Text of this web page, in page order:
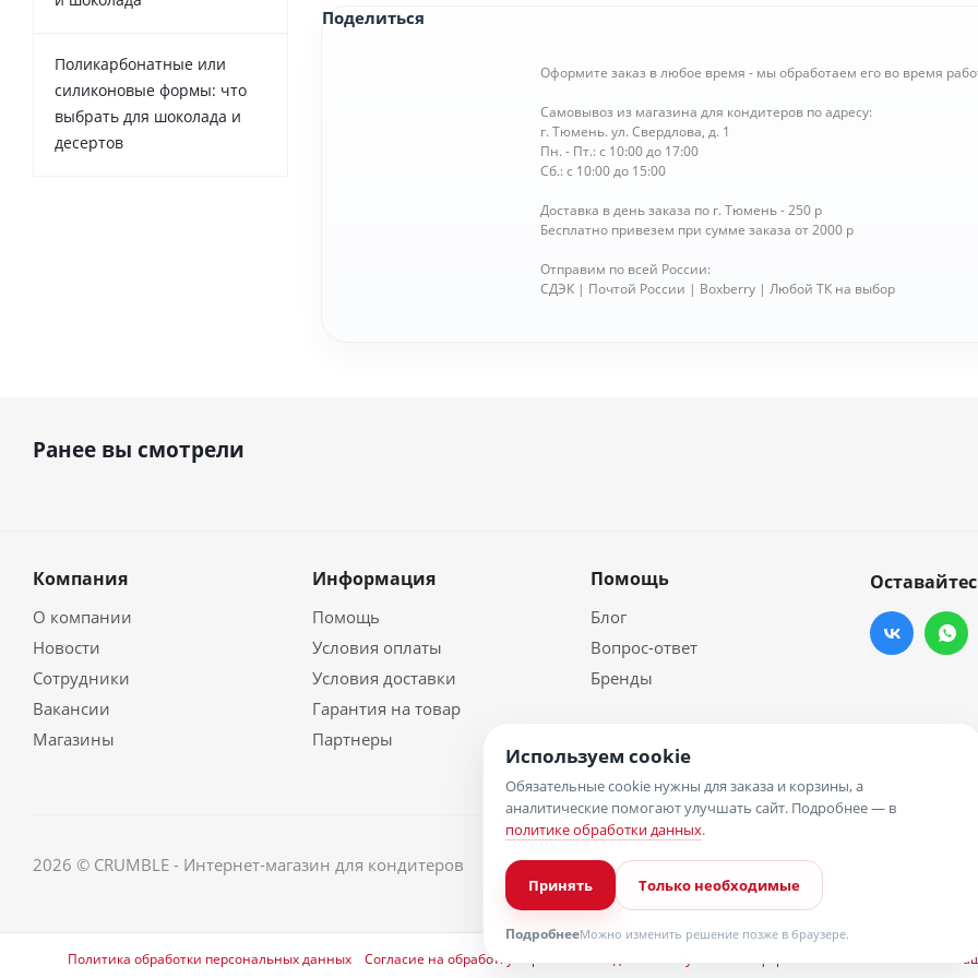
Поделиться
Оформите заказ в любое время - мы обработаем его во время
Самовывоз из магазина для кондитеров по адресу:
г. Тюмень. ул. Свердлова, д. 1
Пн. - Пт.: с 10:00 до 17:00
Сб.: с 10:00 до 15:00
Доставка в день заказа по г. Тюмень - 250 р
Бесплатно привезем при сумме заказа от 2000 р
Отправим по всей России:
СДЭК | Почтой России | Boxberry | Любой ТК на выбор
Поликарбонатные или
силиконовые формы: что
выбрать для шоколада и
десертов
Ранее вы смотрели
Компания
О компании
Новости
Сотрудники
Вакансии
Магазины
Информация
Помощь
Условия оплаты
Условия доставки
Гарантия на товар
Партнеры
Помощь
Блог
Вопрос-ответ
Бренды
2026 © CRUMBLE - Интернет-магазин для кондитеров
Политика обработки персональных данных Согласие на обработку персональных данных Пользовательское
Используем cookie
Обязательные cookie нужны для заказа и корзины, а
аналитические помогают улучшать сайт. Подробнее — в
политике обработки данных.
Принять Только необходимые
ПодробнееМожно изменить решение позже в браузере.